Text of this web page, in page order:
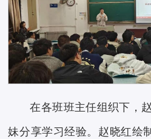
在各班班主任组织下，
妹分享学习经验。赵晓红绘